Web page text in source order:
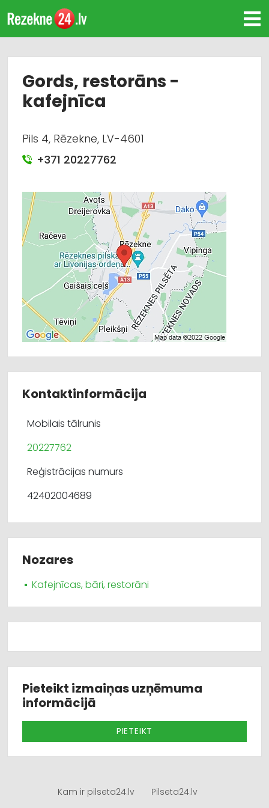
Gords, restorāns -
kafejnīca
Pils 4, Rēzekne, LV-4601
+371 20227762
Kontaktinformācija
Mobilais tālrunis
20227762
Reģistrācijas numurs
42402004689
Nozares
Kafejnīcas, bāri, restorāni
Pieteikt izmaiņas uzņēmuma
informācijā
PIETEIKT
Kam ir pilseta24.lv Pilseta24.lv